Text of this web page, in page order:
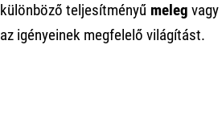
különböző teljesítményű meleg vagy
az igényeinek megfelelő világítást.